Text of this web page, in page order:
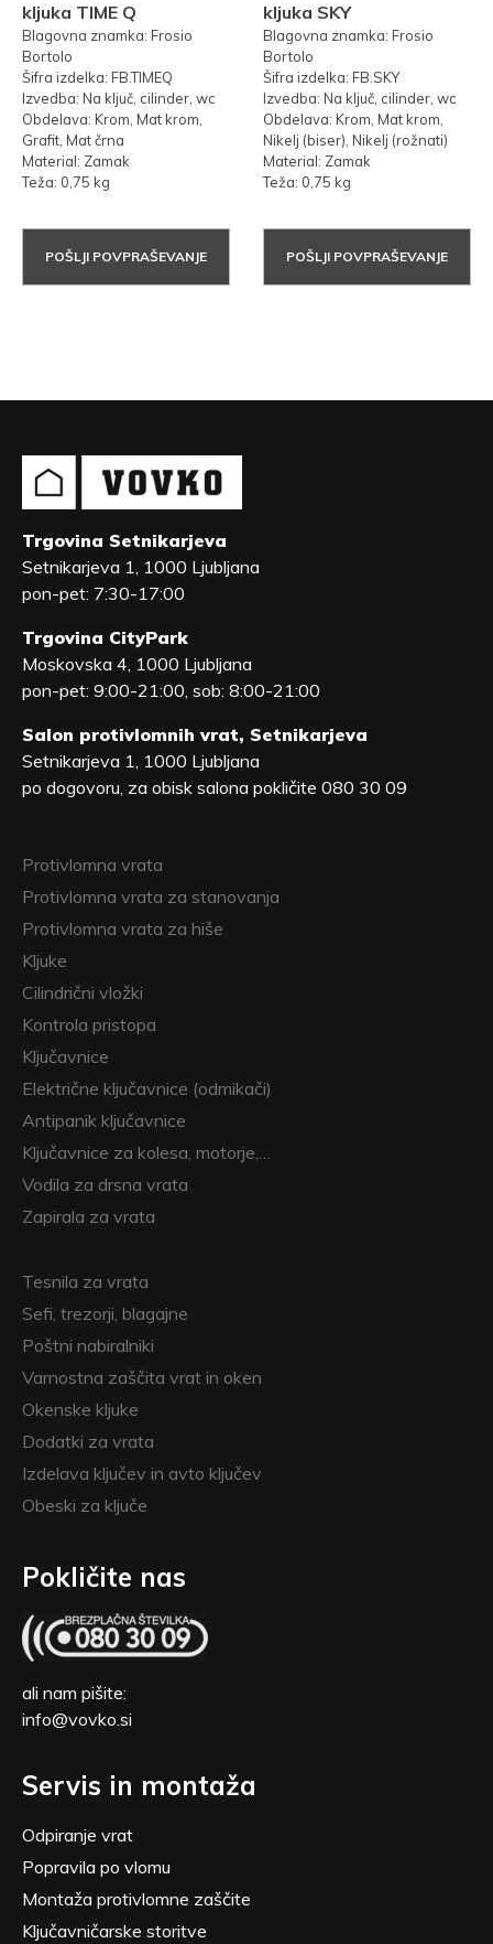
kljuka TIME Q
Blagovna znamka: Frosio
Bortolo
Šifra izdelka: FB.TIMEQ
Izvedba: Na ključ, cilinder, wc
Obdelava: Krom, Mat krom,
Grafit, Mat črna
Material: Zamak
Teža: 0,75 kg
POŠLJI POVPRAŠEVANJE
kljuka SKY
Blagovna znamka: Frosio
Bortolo
Šifra izdelka: FB.SKY
Izvedba: Na ključ, cilinder, wc
Obdelava: Krom, Mat krom,
Nikelj (biser), Nikelj (rožnati)
Material: Zamak
Teža: 0,75 kg
POŠLJI POVPRAŠEVANJE
Trgovina Setnikarjeva
Setnikarjeva 1, 1000 Ljubljana
pon-pet: 7:30-17:00
Trgovina CityPark
Moskovska 4, 1000 Ljubljana
pon-pet: 9:00-21:00, sob: 8:00-21:00
Salon protivlomnih vrat, Setnikarjeva
Setnikarjeva 1, 1000 Ljubljana
po dogovoru, za obisk salona pokličite 080 30 09
Protivlomna vrata
Protivlomna vrata za stanovanja
Protivlomna vrata za hiše
Kljuke
Cilindrični vložki
Kontrola pristopa
Ključavnice
Električne ključavnice (odmikači)
Antipanik ključavnice
Ključavnice za kolesa, motorje,…
Vodila za drsna vrata
Zapirala za vrata
Tesnila za vrata
Sefi, trezorji, blagajne
Poštni nabiralniki
Varnostna zaščita vrat in oken
Okenske kljuke
Dodatki za vrata
Izdelava ključev in avto ključev
Obeski za ključe
Pokličite nas
ali nam pišite:
info@vovko.si
Servis in montaža
Odpiranje vrat
Popravila po vlomu
Montaža protivlomne zaščite
Ključavničarske storitve